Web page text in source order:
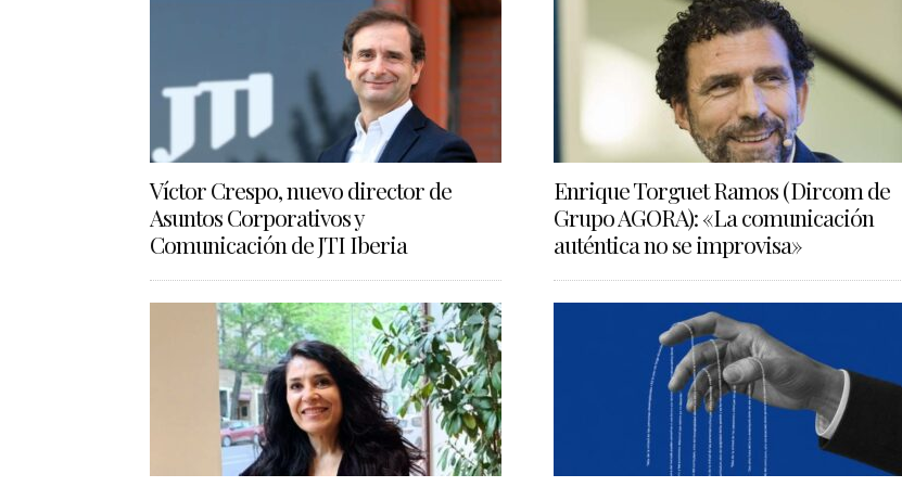
Víctor Crespo, nuevo director de
Asuntos Corporativos y
Comunicación de JTI Iberia
Enrique Torguet Ramos (Dircom de
Grupo AGORA): «La comunicación
auténtica no se improvisa»